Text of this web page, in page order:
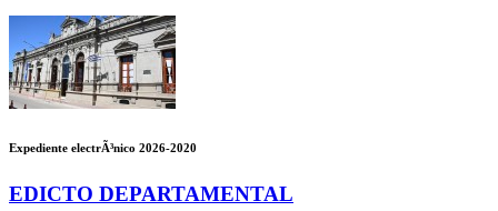
Expediente electrÃ³nico 2026-2020
EDICTO DEPARTAMENTAL